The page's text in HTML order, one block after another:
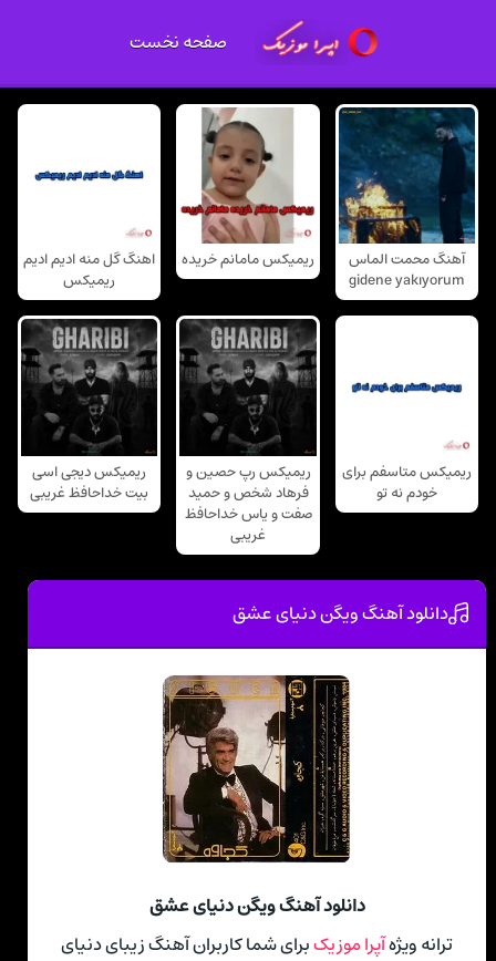
صفحه نخست
آهنگ محمت الماس
gidene yakıyorum
ریمیکس مامانم خریده
اهنگ گل منه ادیم ادیم
ریمیکس
ریمیکس متاسفم برای
خودم نه تو
ریمیکس رپ حصین و
فرهاد شخص و حمید
صفت و یاس خداحافظ
غریبی
ریمیکس دیجی اسی
بیت خداحافظ غریبی
دانلود آهنگ ویگن دنیای عشق
دانلود آهنگ ویگن دنیای عشق
ترانه ویژهآپرا موزیکبرای شما کاربران آهنگ زیبای دنیای